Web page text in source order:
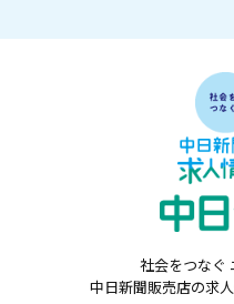
社会をつなぐ
中日新聞販売店の求